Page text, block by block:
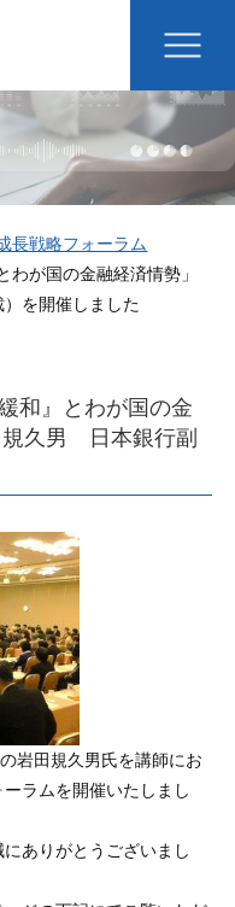
長戦略フォーラム
わが国の金融経済情勢」
を開催しました
和』とわが国の金
規久男 日本銀行副
岩田規久男氏を講師にお
ラムを開催いたしまし
ありがとうございまし